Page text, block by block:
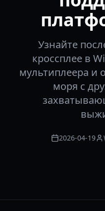
Узнайте
кроссплее в
мультиплеера и
моря с
2026-04-19